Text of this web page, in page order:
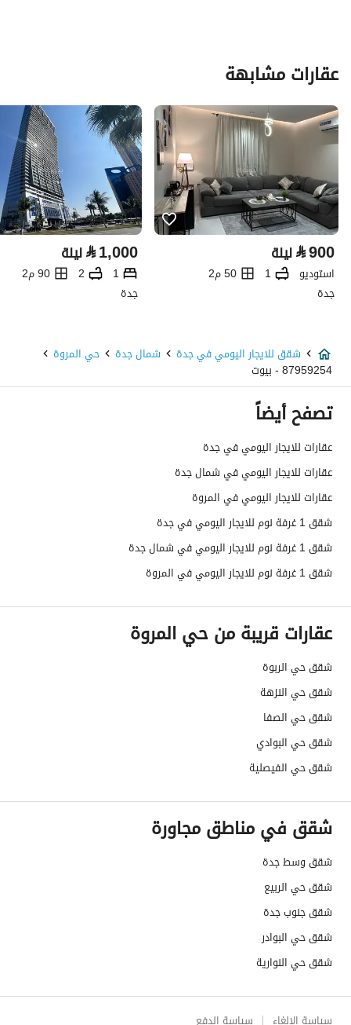
عقارات مشابهة
⃁900 ليلة
استوديو 1
50 م2
جدة
⃁1,000 ليلة
1
2
90 م2
جدة
شقق للايجار اليومي في جدة شمال جدة حي المروة
87959254 - بيوت
تصفح أيضاً
عقارات للايجار اليومي في جدة
عقارات للايجار اليومي في شمال جدة
عقارات للايجار اليومي في المروة
شقق 1 غرفة نوم للايجار اليومي في جدة
شقق 1 غرفة نوم للايجار اليومي في شمال جدة
شقق 1 غرفة نوم للايجار اليومي في المروة
عقارات قريبة من حي المروة
شقق حي الربوة
شقق حي النزهة
شقق حي الصفا
شقق حي البوادي
شقق حي الفيصلية
شقق في مناطق مجاورة
شقق وسط جدة
شقق حي الربيع
شقق جنوب جدة
شقق حي البوادر
شقق حي النوارية
سياسة الإلغاء سياسة الدفع